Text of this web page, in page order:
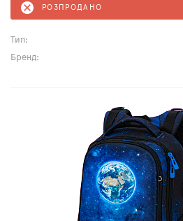
РОЗПРОДАНО
Тип:
Бренд: